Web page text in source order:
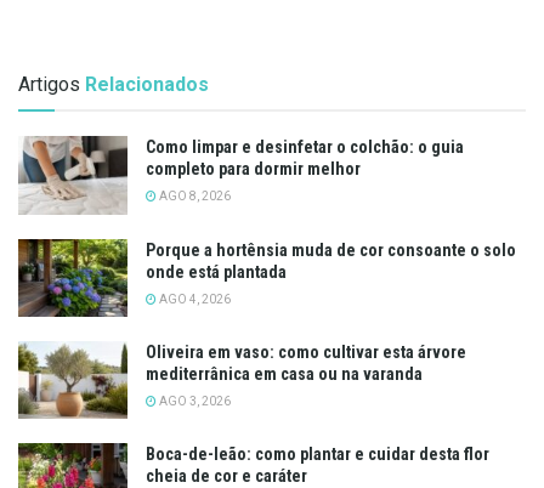
Artigos Relacionados
Como limpar e desinfetar o colchão: o guia
completo para dormir melhor
AGO 8, 2026
Porque a hortênsia muda de cor consoante o solo
onde está plantada
AGO 4, 2026
Oliveira em vaso: como cultivar esta árvore
mediterrânica em casa ou na varanda
AGO 3, 2026
Boca-de-leão: como plantar e cuidar desta flor
cheia de cor e caráter